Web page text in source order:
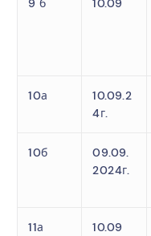
9 б 10.09
10а
10.09.2
4г.
10б
09.09.
2024г.
11а 10.09